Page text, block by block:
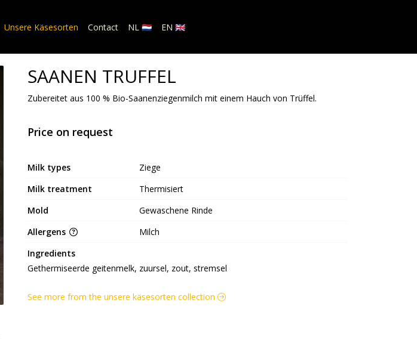
Unsere Käsesorten Contact NL 🇳🇱 EN 🇬🇧
SAANEN TRUFFEL
Zubereitet aus 100 % Bio-Saanenziegenmilch mit einem Hauch von Trüffel.
Price on request
Milk types
Ziege
Milk treatment
Thermisiert
Mold
Gewaschene Rinde
Allergens
Milch
Ingredients
Gethermiseerde geitenmelk, zuursel, zout, stremsel
See more from the unsere käsesorten collection